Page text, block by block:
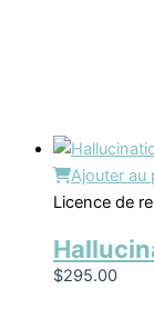
Ajouter au
Licence de
$295.00